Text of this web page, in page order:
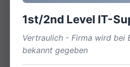
1st/2nd Level IT-
Vertraulich - Firma wird bei
bekannt gegeben